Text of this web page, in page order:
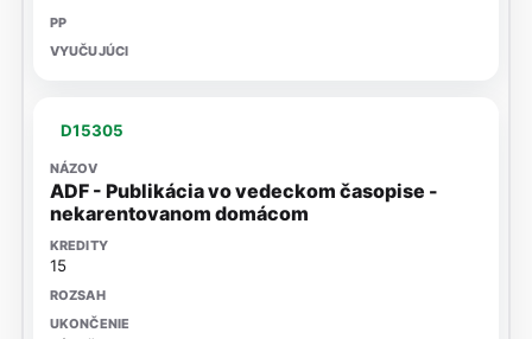
D15305
ADF - Publikácia vo vedeckom časopise -
nekarentovanom domácom
15